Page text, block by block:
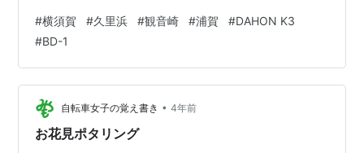
ジしたというサイクルスタンドがありました。 次は三笠
公園に向かいます。横須賀学院高校前に「めだかの学
校」の碑がありました。 三笠公園には、東郷平八郎のサ
イクルスタンドがありました。 横須賀市のマンホールは
黒船とペリーでした。 馬堀海岸と走水を通って、観音崎
へ向か…
#横須賀 #久里浜 #観音崎 #浦賀 #DAHON K3
#BD-1
自転車女子の覚え書き • 4年前
お花見ポタリング